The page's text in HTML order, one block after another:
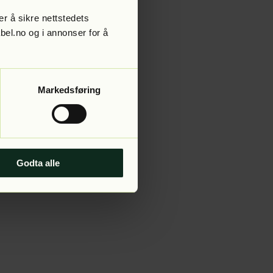
å sikre nettstedets
og i annonser for å
Markedsføring
Godta alle